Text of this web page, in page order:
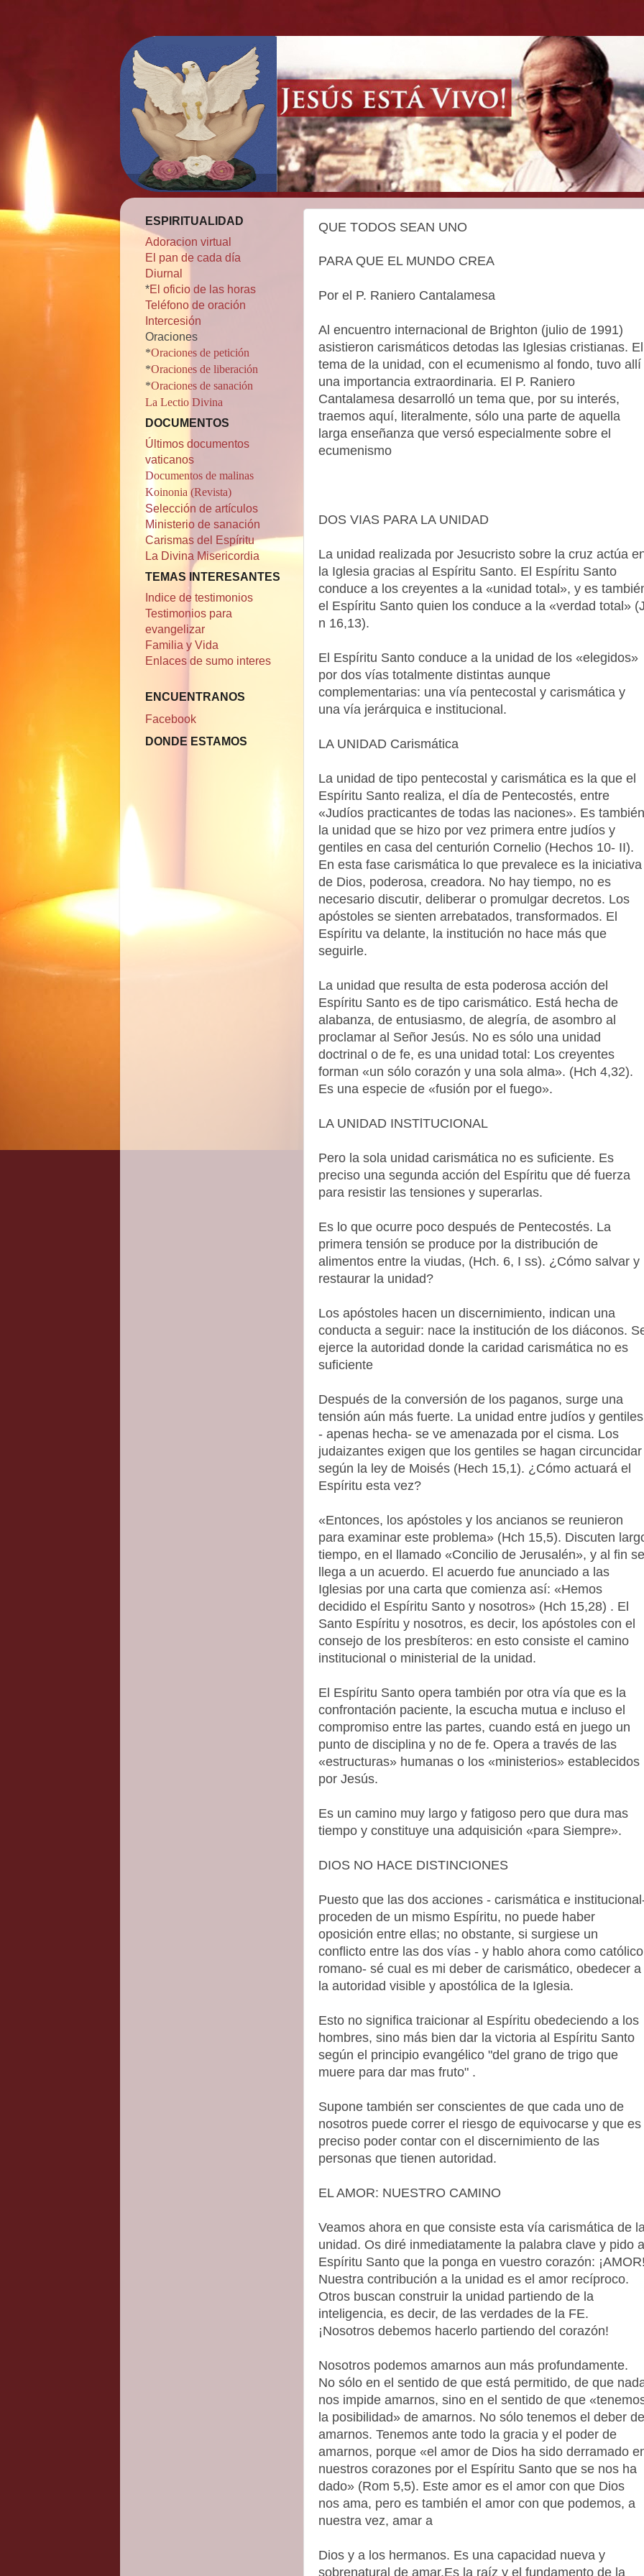
QUE TODOS SEAN UNO
PARA QUE EL MUNDO CREA
Por el P. Raniero Cantalamesa
Al encuentro internacional de Brighton (julio de 1991)
asistieron carismáticos detodas las Iglesias cristianas. El
tema de la unidad, con el ecumenismo al fondo, tuvo allí
una importancia extraordinaria. El P. Raniero
Cantalamesa desarrolló un tema que, por su interés,
traemos aquí, literalmente, sólo una parte de aquella
larga enseñanza que versó especialmente sobre el
ecumenismo
DOS VIAS PARA LA UNIDAD
La unidad realizada por Jesucristo sobre la cruz actúa
la Iglesia gracias al Espíritu Santo. El Espíritu Santo
conduce a los creyentes a la «unidad total», y es
el Espíritu Santo quien los conduce a la «verdad total»
n 16,13).
El Espíritu Santo conduce a la unidad de los «elegidos»
por dos vías totalmente distintas aunque
complementarias: una vía pentecostal y carismática y
una vía jerárquica e institucional.
LA UNIDAD Carismática
La unidad de tipo pentecostal y carismática es la que el
Espíritu Santo realiza, el día de Pentecostés, entre
«Judíos practicantes de todas las naciones». Es también
la unidad que se hizo por vez primera entre judíos y
gentiles en casa del centurión Cornelio (Hechos 10- II).
En esta fase carismática lo que prevalece es la iniciativa
de Dios, poderosa, creadora. No hay tiempo, no es
necesario discutir, deliberar o promulgar decretos. Los
apóstoles se sienten arrebatados, transformados. El
Espíritu va delante, la institución no hace más que
seguirle.
La unidad que resulta de esta poderosa acción del
Espíritu Santo es de tipo carismático. Está hecha de
alabanza, de entusiasmo, de alegría, de asombro al
proclamar al Señor Jesús. No es sólo una unidad
doctrinal o de fe, es una unidad total: Los creyentes
forman «un sólo corazón y una sola alma». (Hch 4,32).
Es una especie de «fusión por el fuego».
LA UNIDAD INSTlTUCIONAL
Pero la sola unidad carismática no es suficiente. Es
preciso una segunda acción del Espíritu que dé fuerza
para resistir las tensiones y superarlas.
Es lo que ocurre poco después de Pentecostés. La
primera tensión se produce por la distribución de
alimentos entre la viudas, (Hch. 6, I ss). ¿Cómo salvar y
restaurar la unidad?
Los apóstoles hacen un discernimiento, indican una
conducta a seguir: nace la institución de los diáconos.
ejerce la autoridad donde la caridad carismática no es
suficiente
Después de la conversión de los paganos, surge una
tensión aún más fuerte. La unidad entre judíos y gentiles
- apenas hecha- se ve amenazada por el cisma. Los
judaizantes exigen que los gentiles se hagan circuncidar
según la ley de Moisés (Hech 15,1). ¿Cómo actuará el
Espíritu esta vez?
«Entonces, los apóstoles y los ancianos se reunieron
para examinar este problema» (Hch 15,5). Discuten
tiempo, en el llamado «Concilio de Jerusalén», y al fin se
llega a un acuerdo. El acuerdo fue anunciado a las
Iglesias por una carta que comienza así: «Hemos
decidido el Espíritu Santo y nosotros» (Hch 15,28) . El
Santo Espíritu y nosotros, es decir, los apóstoles con el
consejo de los presbíteros: en esto consiste el camino
institucional o ministerial de la unidad.
El Espíritu Santo opera también por otra vía que es la
confrontación paciente, la escucha mutua e incluso el
compromiso entre las partes, cuando está en juego un
punto de disciplina y no de fe. Opera a través de las
«estructuras» humanas o los «ministerios» establecidos
por Jesús.
Es un camino muy largo y fatigoso pero que dura mas
tiempo y constituye una adquisición «para Siempre».
DIOS NO HACE DISTINCIONES
Puesto que las dos acciones - carismática e
proceden de un mismo Espíritu, no puede haber
oposición entre ellas; no obstante, si surgiese un
conflicto entre las dos vías - y hablo ahora como católico
romano- sé cual es mi deber de carismático, obedecer a
la autoridad visible y apostólica de la Iglesia.
Esto no significa traicionar al Espíritu obedeciendo a los
hombres, sino más bien dar la victoria al Espíritu Santo
según el principio evangélico "del grano de trigo que
muere para dar mas fruto" .
Supone también ser conscientes de que cada uno de
nosotros puede correr el riesgo de equivocarse y que es
preciso poder contar con el discernimiento de las
personas que tienen autoridad.
EL AMOR: NUESTRO CAMINO
Veamos ahora en que consiste esta vía carismática de
unidad. Os diré inmediatamente la palabra clave y pido
Espíritu Santo que la ponga en vuestro corazón:
Nuestra contribución a la unidad es el amor recíproco.
Otros buscan construir la unidad partiendo de la
inteligencia, es decir, de las verdades de la FE.
¡Nosotros debemos hacerlo partiendo del corazón!
Nosotros podemos amarnos aun más profundamente.
No sólo en el sentido de que está permitido, de que
nos impide amarnos, sino en el sentido de que
la posibilidad» de amarnos. No sólo tenemos el deber de
amarnos. Tenemos ante todo la gracia y el poder de
amarnos, porque «el amor de Dios ha sido derramado
nuestros corazones por el Espíritu Santo que se nos ha
dado» (Rom 5,5). Este amor es el amor con que Dios
nos ama, pero es también el amor con que podemos, a
nuestra vez, amar a
Dios y a los hermanos. Es una capacidad nueva y
sobrenatural de amar.Es la raíz y el fundamento de la
ESPIRITUALIDAD
Adoracion virtual
El pan de cada día
Diurnal
*El oficio de las horas
Teléfono de oración
Intercesión
Oraciones
*Oraciones de petición
*Oraciones de liberación
*Oraciones de sanación
La Lectio Divina
DOCUMENTOS
Últimos documentos
vaticanos
Documentos de malinas
Koinonia (Revista)
Selección de artículos
Ministerio de sanación
Carismas del Espíritu
La Divina Misericordia
TEMAS INTERESANTES
Indice de testimonios
Testimonios para
evangelizar
Familia y Vida
Enlaces de sumo interes
ENCUENTRANOS
Facebook
DONDE ESTAMOS